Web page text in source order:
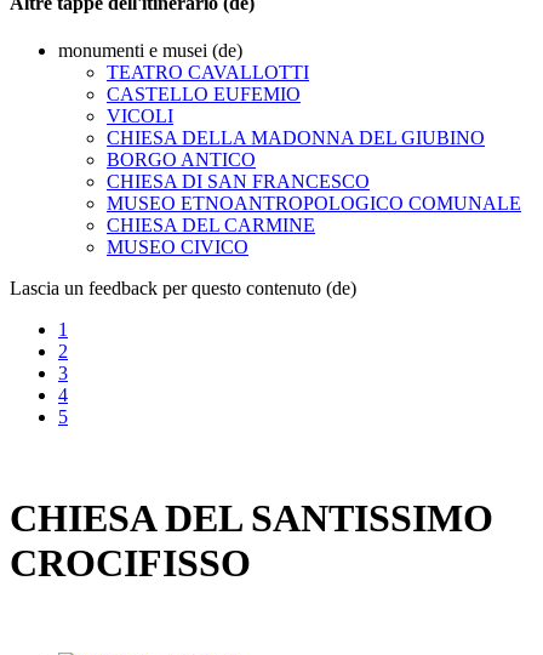
monumenti e musei (de)
TEATRO CAVALLOTTI
CASTELLO EUFEMIO
VICOLI
CHIESA DELLA MADONNA DEL GIUBINO
BORGO ANTICO
CHIESA DI SAN FRANCESCO
MUSEO ETNOANTROPOLOGICO COMUNALE
CHIESA DEL CARMINE
MUSEO CIVICO
Lascia un feedback per questo contenuto (de)
1
2
3
4
5
CHIESA DEL SANTISSIMO
CROCIFISSO